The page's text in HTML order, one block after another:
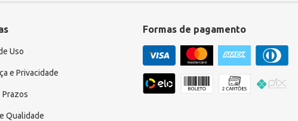
Uso
e Privacidade
Prazos
Qualidade
Formas de pagamento